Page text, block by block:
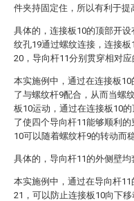
件夹持固定住，所以有利于提
具体的，连接板10的顶部开
纹孔19通过螺纹连接，连接
20，导向杆11分别贯穿相对应
本实施例中，通过在连接板
了与螺纹杆9配合，从而当螺
板10运动，通过在连接板10
了使四个导向杆11能够顺利
10可以随着螺纹杆9的转动而
具体的，导向杆11的外侧壁均
本实施例中，通过在导向杆
21，可以防止连接板10向下